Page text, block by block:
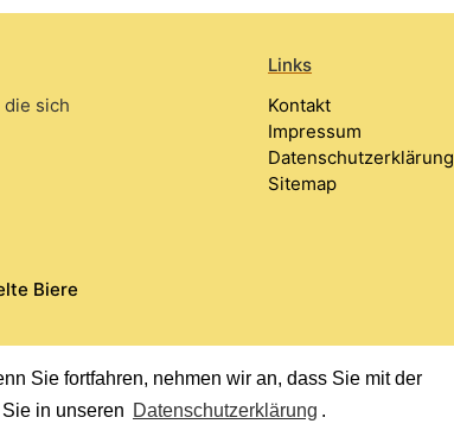
Sie fortfahren, nehmen wir an, dass Sie mit der
in unseren Datenschutzerklärung .
sich
Biere
Links
Kontakt
Impressum
Datenschutzerklärung
Sitemap